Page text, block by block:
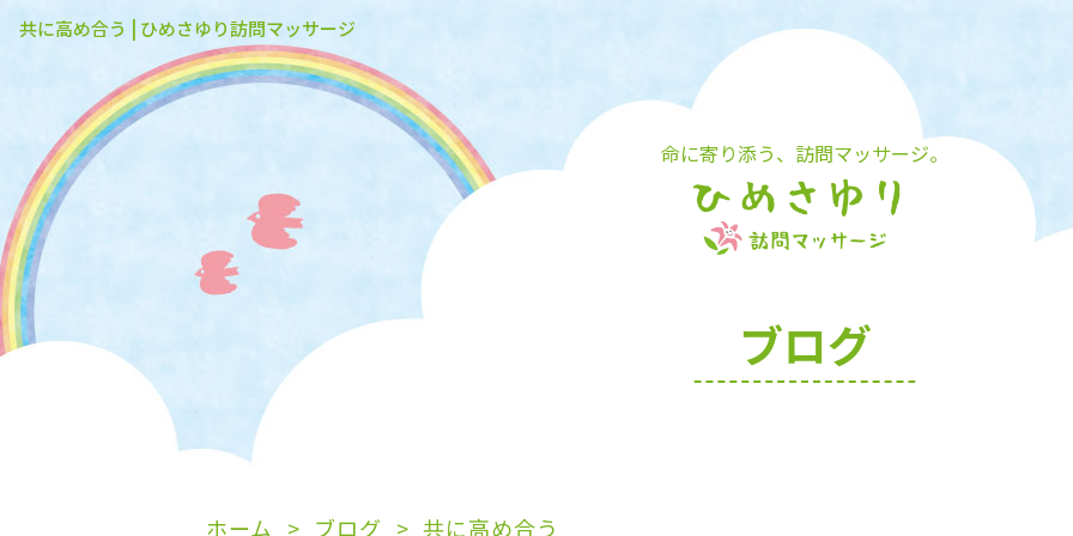
命に寄り添う、訪問マッサージ。
共に高め合う | ひめさゆり訪問マッサージ
ブログ
ホーム ブログ 共に高め合う